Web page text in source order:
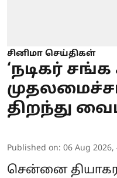
சினிமா செய்திகள்
‘நடிகர்
திறந்து
Published on: 06 Aug 2026,
சென்னை